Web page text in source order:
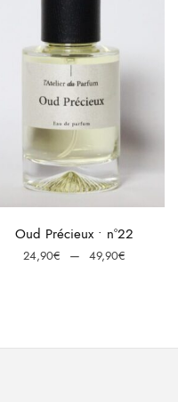
Choix des options
Oud Précieux • n°22
24,90€ – 49,90€